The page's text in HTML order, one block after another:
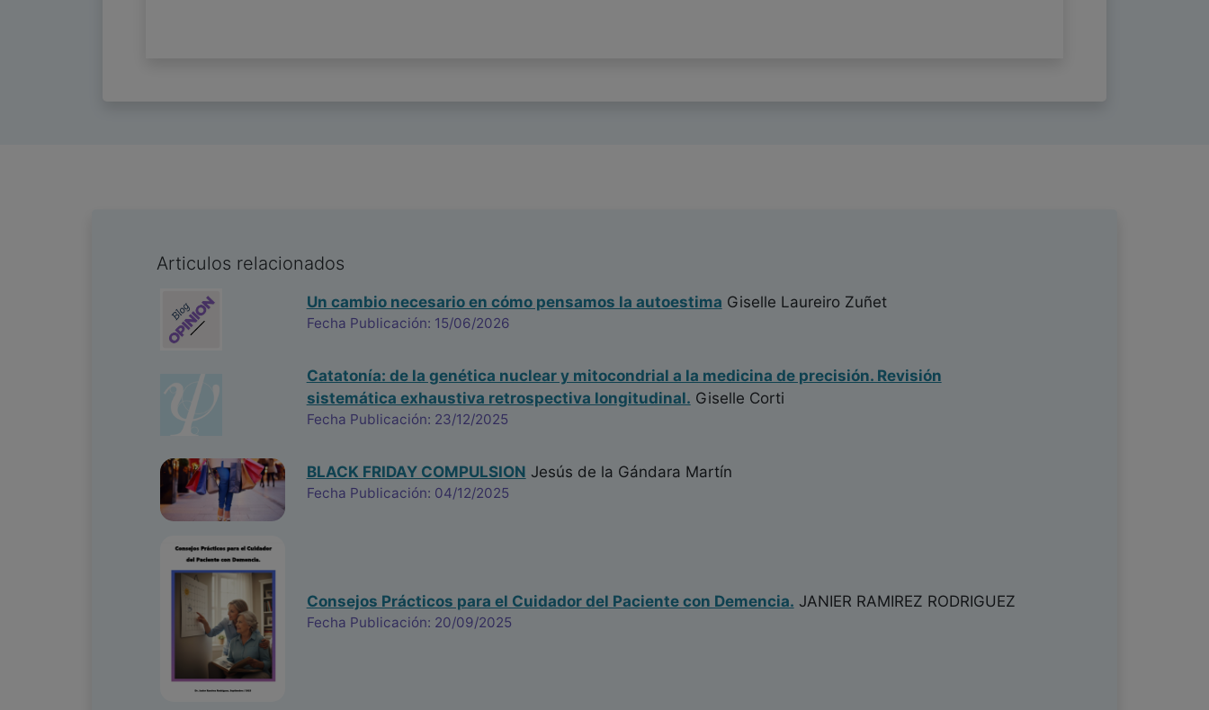
Articulos relacionados
Un cambio necesario en cómo pensamos la autoestima Giselle Laureiro Zuñet
Fecha Publicación: 15/06/2026
Catatonía: de la genética nuclear y mitocondrial a la medicina de precisión. Revisión
sistemática exhaustiva retrospectiva longitudinal. Giselle Corti
Fecha Publicación: 23/12/2025
BLACK FRIDAY COMPULSION Jesús de la Gándara Martín
Fecha Publicación: 04/12/2025
Consejos Prácticos para el Cuidador del Paciente con Demencia. JANIER RAMIREZ RODRIGUEZ
Fecha Publicación: 20/09/2025